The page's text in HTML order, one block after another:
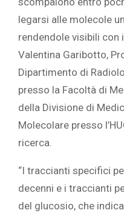
legarsi alle molecole
rendendole visibili con
Valentina Garibotto,
Dipartimento di
presso la Facoltà di
della Divisione di
Molecolare presso
ricerca.
“I traccianti specifici
decenni e i traccianti
del glucosio, che